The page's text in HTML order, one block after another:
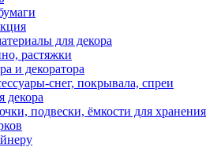
для декора
растяжки
и декоратора
снег, покрывала, спреи
декора
подвески, ёмкости для хранения